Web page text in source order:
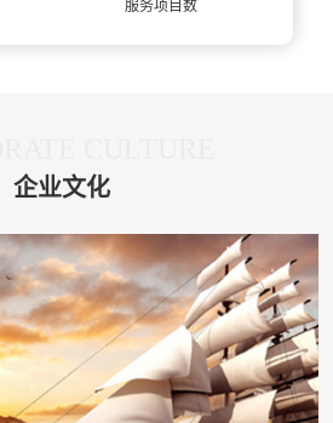
服务项目数
企业文化